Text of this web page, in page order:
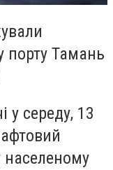
порту Тамань
у середу, 13
населеному